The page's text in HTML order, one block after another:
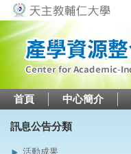
首頁 中心簡介
訊息公告分類
活動成果